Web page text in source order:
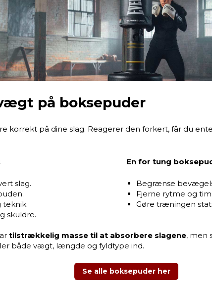
på boksepuder
korrekt på dine slag. Reagerer den forkert, får du
slag.
teknik.
skuldre.
En for tung
Begrænse
Fjerne rytme og
Gøre træningen
tilstrækkelig masse til at absorbere slagene, men
både vægt, længde og fyldtype ind.
Se alle boksepuder her